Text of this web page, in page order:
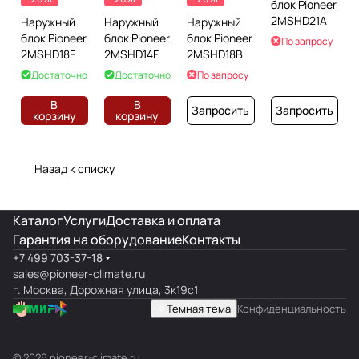
Наружный
блок Pioneer
2MSHD18F
Достаточно
В
корзину
Наружный
блок Pioneer
2MSHD14F
Достаточно
В
корзину
Наружный
блок Pioneer
2MSHD18B
По запросу
Запросить
блок Pioneer
2MSHD21A
По запросу
Запросить
Назад к списку
КаталогУслугиДоставка и оплата
Гарантия на оборудованиеКонтакты
+7 499 703-37-18
sales@pioneer-climate.ru
г. Москва, Дорожная улица, 3к19с1
Темная тема Конфиденциальность